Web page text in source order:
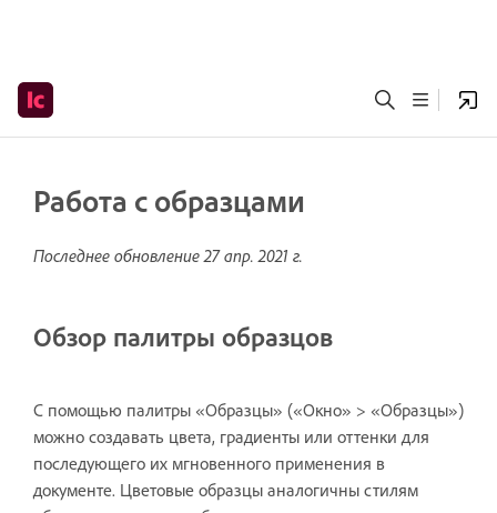
Работа с образцами
Последнее обновление27 апр. 2021 г.
Обзор палитры образцов
С помощью палитры «Образцы» («Окно» > «Образцы»)
можно создавать цвета, градиенты или оттенки для
последующего их мгновенного применения в
документе. Цветовые образцы аналогичны стилям